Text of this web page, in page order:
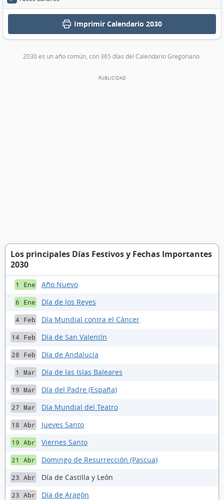
ImprimirCalendario 2030
2030 es un año común, con 365 días del Calendario Gregoriano.
Los principales Días Festivos y Fechas Importantes
2030
1 Ene Año Nuevo
6 Ene Día de los Reyes
4 Feb Día Mundial contra el Cáncer
14 Feb Día de San Valentín
28 Feb Día de Andalucía
1 Mar Día de las Islas Baleares
19 Mar Día del Padre (España)
27 Mar Día Mundial del Teatro
18 Abr Jueves Santo
19 Abr Viernes Santo
21 Abr Domingo de Resurrección (Pascua)
23 Abr Día de Castilla y León
23 Abr Día de Aragón